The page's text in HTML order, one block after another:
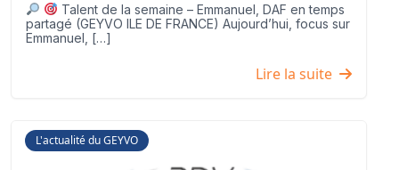
Talent de la semaine – Emmanuel, DAF en temps
partagé (GEYVO ILE DE FRANCE) Aujourd’hui, focus sur
Emmanuel, […]
Lire la suite
L'actualité du GEYVO